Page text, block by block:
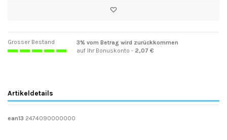
Grosser Bestand
3% vom Betrag wird zurückkommen
auf Ihr Bonuskonto - 2,07 €
Artikeldetails
ean13 2474090000000